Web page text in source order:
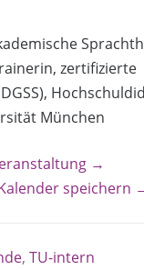
zertifizierte
München
→
speichern
, TU-intern